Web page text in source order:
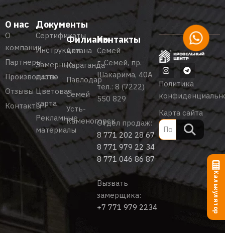
О нас
О
компании
Партнеры
Производство
Отзывы
Контакты
Документы
Сертификаты
Инструкции
Замерные
листы
Цветовая
карта
Рекламные
материалы
Филиалы
Астана
Караганда
Павлодар
Семей
Усть-
Каменогорск
Контакты
Семей
г. Семей, пр.
Шакарима, 40А
тел.: 8 (7222)
550 829
Отдел продаж:
8 771 202 28 67
8 771 979 22 34
8 771 046 86 87
Вызвать
замерщика:
+7 771 979 2234
Политика
Карта сайта
Калькулятор